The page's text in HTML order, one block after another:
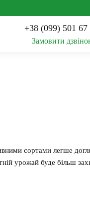
+38 (099) 501 67
Замовити
сортами легше
урожай буде більш